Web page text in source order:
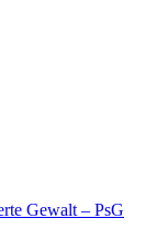
Gewalt – PsG